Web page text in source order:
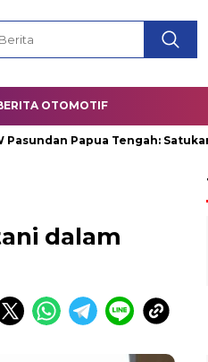
OTOMOTIF
Papua Tengah: Satukan
dalam